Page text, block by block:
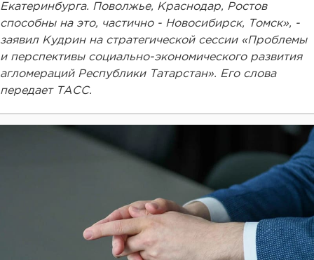
Екатеринбурга. Поволжье, Краснодар, Ростов
способны на это, частично - Новосибирск, Томск», -
заявил Кудрин на стратегической сессии «Проблемы
и перспективы социально-экономического развития
агломераций Республики Татарстан». Его слова
передает ТАСС.